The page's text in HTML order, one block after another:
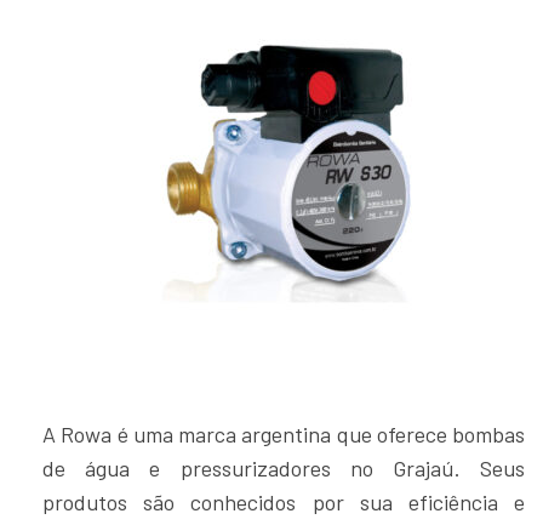
A Rowa é uma marca argentina que oferece bombas
de água e pressurizadores no Grajaú. Seus
produtos são conhecidos por sua eficiência e